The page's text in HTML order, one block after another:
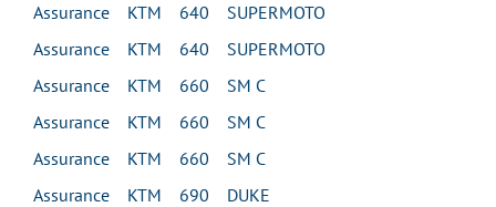
Assurance KTM 640 SUPERMOTO
Assurance KTM 640 SUPERMOTO
Assurance KTM 660 SM C
Assurance KTM 660 SM C
Assurance KTM 660 SM C
Assurance KTM 690 DUKE